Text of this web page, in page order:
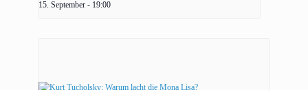
15. September - 19:00